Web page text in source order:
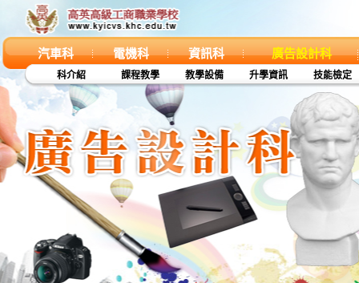
汽車科 電機科 資訊科 廣告設計科
科介紹 課程教學 教學設備 升學資訊 技能檢定